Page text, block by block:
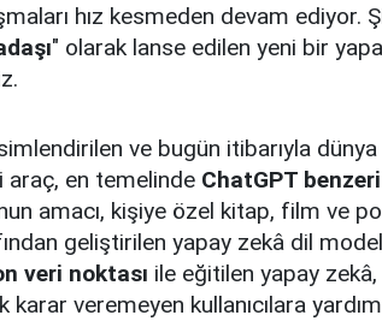
hız kesmeden devam ediyor.
" olarak lanse edilen yeni bir
ve bugün itibarıyla
araç, en temelinde ChatGPT benzeri
amacı, kişiye özel kitap, film ve
geliştirilen yapay zekâ dil
veri noktası ile eğitilen yapay
karar veremeyen kullanıcılara